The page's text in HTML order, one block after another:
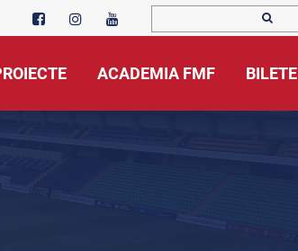
ACADEMIA FMF BILETE